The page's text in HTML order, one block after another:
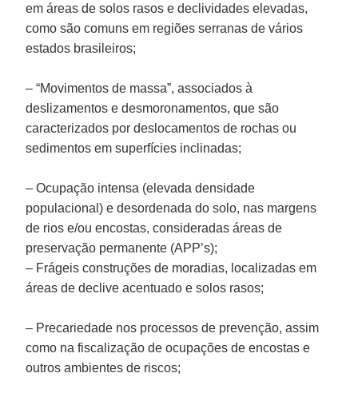
em áreas de solos rasos e declividades elevadas,
como são comuns em regiões serranas de vários
estados brasileiros;
– “Movimentos de massa”, associados à
deslizamentos e desmoronamentos, que são
caracterizados por deslocamentos de rochas ou
sedimentos em superfícies inclinadas;
– Ocupação intensa (elevada densidade
populacional) e desordenada do solo, nas margens
de rios e/ou encostas, consideradas áreas de
preservação permanente (APP’s);
– Frágeis construções de moradias, localizadas em
áreas de declive acentuado e solos rasos;
– Precariedade nos processos de prevenção, assim
como na fiscalização de ocupações de encostas e
outros ambientes de riscos;